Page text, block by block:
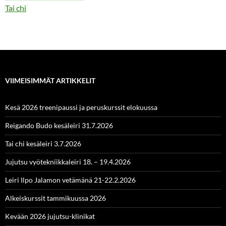
Tai chi
VIIMEISIMMÄT ARTIKKELIT
Kesä 2026 treenipaussi ja peruskurssit elokuussa
Reigando Budo kesäleiri 31.7.2026
Tai chi kesäleiri 3.7.2026
Jujutsu vyötekniikkaleiri 18. – 19.4.2026
Leiri Ilpo Jalamon vetämänä 21-22.2.2026
Alkeiskurssit tammikuussa 2026
Kevään 2026 jujutsu-klinikat